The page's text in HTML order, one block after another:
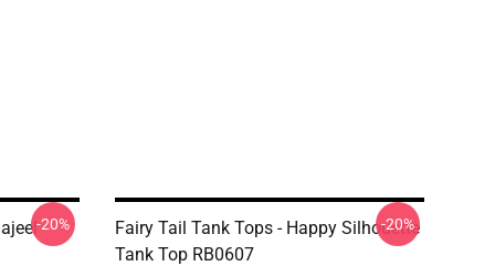
-20%
Fairy Tail Tank Tops - Happy Silhouette
Tank Top RB0607
-20%